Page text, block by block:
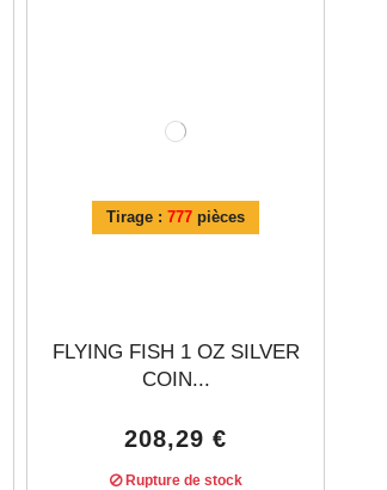
Tirage :777 pièces
FLYING FISH 1 OZ SILVER
COIN...
208,29 €
Rupture de stock